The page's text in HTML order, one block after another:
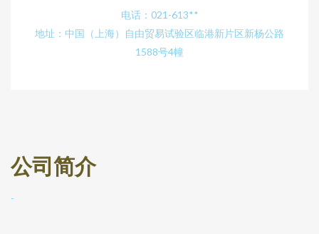
电话：021-613**
地址：中国（上海）自由贸易试验区临港新片区新杨公路
1588号4幢
公司简介
-